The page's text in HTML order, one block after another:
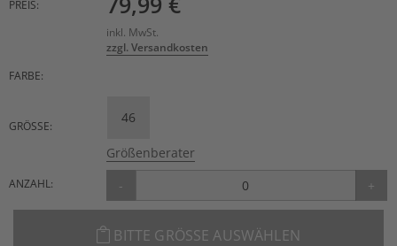
PREIS:
inkl. MwSt.
zzgl. Versandkosten
FARBE:
GRÖSSE:
46
Größenberater
ANZAHL: - +
BITTE GRÖSSE AUSWÄHLEN